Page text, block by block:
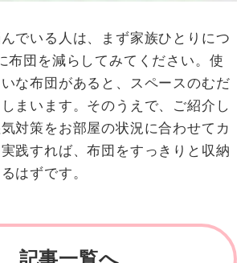
でいる人は、まず家族ひとりにつ
布団を減らしてみてください。使
な布団があると、スペースのむだ
まいます。そのうえで、ご紹介し
対策をお部屋の状況に合わせてカ
践すれば、布団をすっきりと収納
はずです。
記事一覧へ